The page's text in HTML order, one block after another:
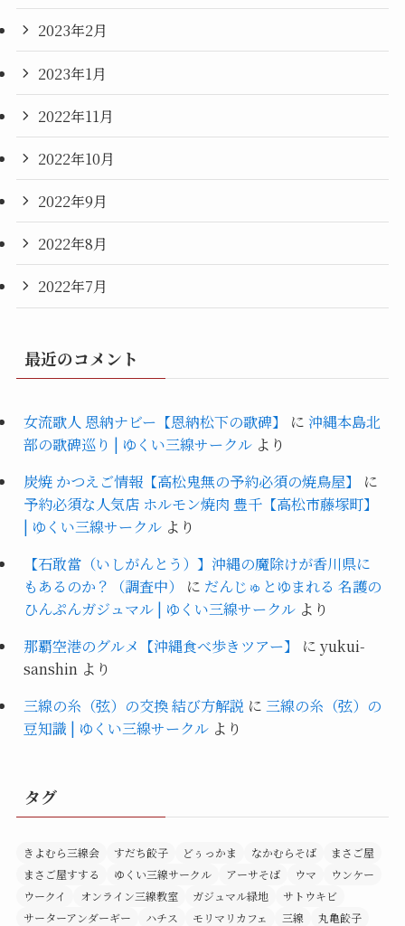
2023年2月
2023年1月
2022年11月
2022年10月
2022年9月
2022年8月
2022年7月
最近のコメント
女流歌人 恩納ナビー【恩納松下の歌碑】 に 沖縄本島北
部の歌碑巡り | ゆくい三線サークルより
炭焼 かつえご情報【高松鬼無の予約必須の焼鳥屋】
に
予約必須な人気店 ホルモン焼肉 豊千【高松市藤塚町】
| ゆくい三線サークルより
【石敢當（いしがんとう）】沖縄の魔除けが香川県に
もあるのか？（調査中）
に だんじゅとゆまれる 名護の
ひんぷんガジュマル | ゆくい三線サークルより
那覇空港のグルメ【沖縄食べ歩きツアー】
に yukui-
sanshin より
三線の糸（弦）の交換 結び方解説 に 三線の糸（弦）の
豆知識 | ゆくい三線サークルより
タグ
きよむら三線会 すだち餃子 どぅっかま なかむらそば
まさご屋
まさご屋すする
ゆくい三線サークル アーサそば ウマ
ウンケー
ウークイ
オンライン三線教室 ガジュマル緑地
サトウキビ
サーターアンダーギー
ハチス モリマリカフェ 三線 丸亀餃子